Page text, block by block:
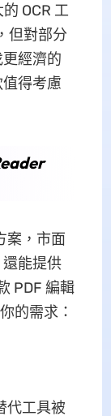
OCR 工
但對部分
經濟的
得考慮
案，市面
能提供
PDF 編輯
的需求：
代工具被